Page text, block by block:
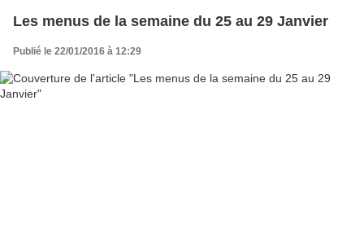
Les menus de la semaine du 25 au 29 Janvier
Publié le 22/01/2016 à 12:29